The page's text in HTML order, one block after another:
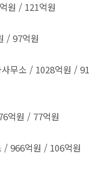
원 / 121억원
/ 97억원
무소 / 1028억원 / 91
억원 / 77억원
/ 966억원 / 106억원